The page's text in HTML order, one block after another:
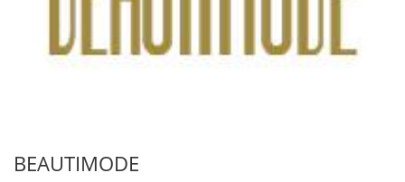
BEAUTIMODE